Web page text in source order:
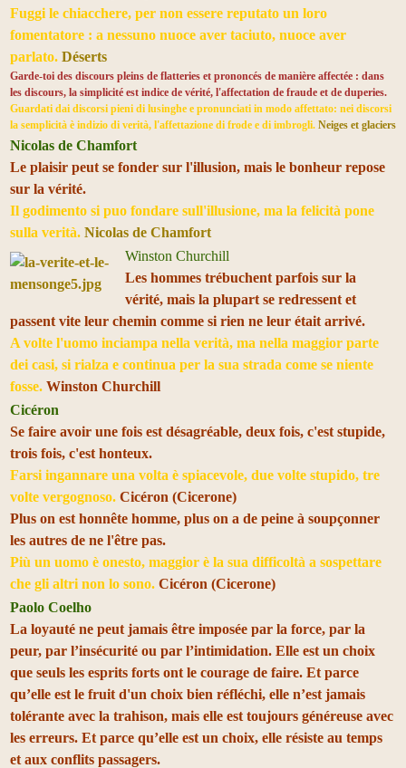
Fuggi le chiacchere, per non essere reputato un loro
fomentatore : a nessuno nuoce aver taciuto, nuoce aver
parlato. Déserts
Garde-toi des discours pleins de flatteries et prononcés de manière affectée : dans
les discours, la simplicité est indice de vérité, l'affectation de fraude et de duperies.
Guardati dai discorsi pieni di lusinghe e pronunciati in modo affettato: nei discorsi
la semplicità è indizio di verità, l'affettazione di frode e di imbrogli. Neiges et glaciers
Nicolas de Chamfort
Le plaisir peut se fonder sur l'illusion, mais le bonheur repose
sur la vérité.
Il godimento si puo fondare sull'illusione, ma la felicità pone
sulla verità. Nicolas de Chamfort
Winston Churchill
Les hommes trébuchent parfois sur la
vérité, mais la plupart se redressent et
passent vite leur chemin comme si rien ne leur était arrivé.
A volte l'uomo inciampa nella verità, ma nella maggior parte
dei casi, si rialza e continua per la sua strada come se niente
fosse. Winston Churchill
Cicéron
Se faire avoir une fois est désagréable, deux fois, c'est stupide,
trois fois, c'est honteux.
Farsi ingannare una volta è spiacevole, due volte stupido, tre
volte vergognoso. Cicéron (Cicerone)
Plus on est honnête homme, plus on a de peine à soupçonner
les autres de ne l'être pas.
Più un uomo è onesto, maggior è la sua difficoltà a sospettare
che gli altri non lo sono. Cicéron (Cicerone)
Paolo Coelho
La loyauté ne peut jamais être imposée par la force, par la
peur, par l’insécurité ou par l’intimidation. Elle est un choix
que seuls les esprits forts ont le courage de faire. Et parce
qu’elle est le fruit d'un choix bien réfléchi, elle n’est jamais
tolérante avec la trahison, mais elle est toujours généreuse avec
les erreurs. Et parce qu’elle est un choix, elle résiste au temps
et aux conflits passagers.